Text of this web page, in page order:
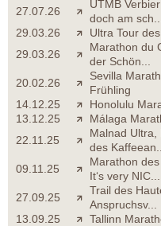
27.07.26
UTMB
doch am sch...
29.03.26
Ultra Tour
29.03.26
Marathon du
der Schön...
20.02.26
Sevilla
Frühling
14.12.25
Honolulu
13.12.25
Málaga
22.11.25
Malnad Ultra,
des Kaffeean...
09.11.25
Marathon
It‘s very NIC...
27.09.25
Trail des
Anspruchsv...
13.09.25
Tallinn